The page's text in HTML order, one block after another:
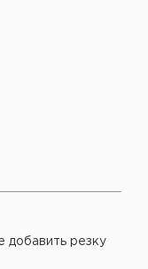
добавить резку